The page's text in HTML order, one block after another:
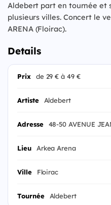
Aldebert part en tournée et
plusieurs villes. Concert le
ARENA (Floirac).
Details
Prix de 29 € à 49 €
Artiste Aldebert
Adresse 48-50 AVENUE
Lieu Arkea Arena
Ville Floirac
Tournée Aldebert